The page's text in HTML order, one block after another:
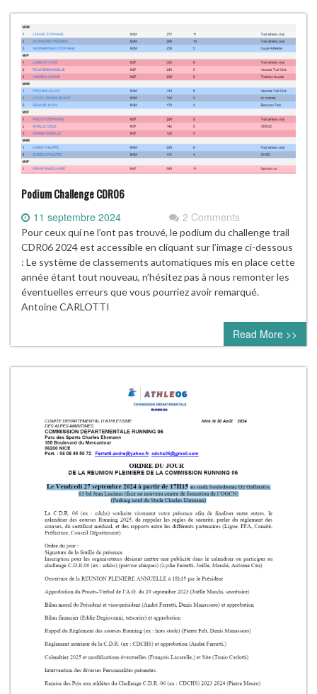
Podium Challenge CDR06
11 septembre 2024 2 Comments
Pour ceux qui ne l’ont pas trouvé, le podium du challenge trail
CDR06 2024 est accessible en cliquant sur l’image ci-dessous
: Le système de classements automatiques mis en place cette
année étant tout nouveau, n’hésitez pas à nous remonter les
éventuelles erreurs que vous pourriez avoir remarqué.
Antoine CARLOTTI
Read More >>